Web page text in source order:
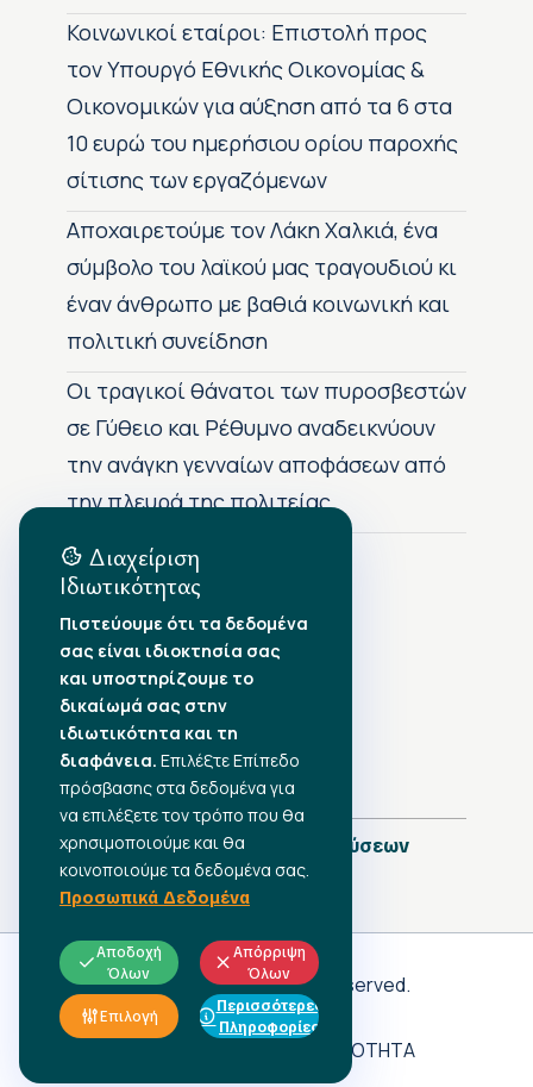
Κοινωνικοί εταίροι: Επιστολή προς
τον Υπουργό Εθνικής Οικονομίας &
Οικονομικών για αύξηση από τα 6 στα
10 ευρώ του ημερήσιου ορίου παροχής
σίτισης των εργαζόμενων
Αποχαιρετούμε τον Λάκη Χαλκιά, ένα
σύμβολο του λαϊκού μας τραγουδιού κι
έναν άνθρωπο με βαθιά κοινωνική και
πολιτική συνείδηση
Οι τραγικοί θάνατοι των πυροσβεστών
σε Γύθειο και Ρέθυμνο αναδεικνύουν
την ανάγκη γενναίων αποφάσεων από
την πλευρά της πολιτείας
Αρχείο Δημοσιεύσεων
•Αύγουστος 2026
•Ιούλιος 2026
•Ιούνιος 2026
•Μάιος 2026
•Απρίλιος 2026
•Μάρτιος 2026
Πλήρες Ημερολόγιο Δημοσιεύσεων
Γ.Σ.Ε.Ε
© 2026 All rights reserved.
ΠΡΟΣΩΠΙΚΑ ΔΕΔΟΜΕΝΑ
ΠΡΟΣΒΑΣΙΜΟΤΗΤΑ
Διαχείριση
Ιδιωτικότητας
Πιστεύουμε ότι τα δεδομένα
σας είναι ιδιοκτησία σας
και υποστηρίζουμε το
δικαίωμά σας στην
ιδιωτικότητα και τη
διαφάνεια. Επιλέξτε Επίπεδο
πρόσβασης στα δεδομένα για
να επιλέξετε τον τρόπο που θα
χρησιμοποιούμε και θα
κοινοποιούμε τα δεδομένα σας.
Προσωπικά Δεδομένα
Αποδοχή
Όλων
Απόρριψη
Όλων
Επιλογή
Περισσότερες
Πληροφορίες